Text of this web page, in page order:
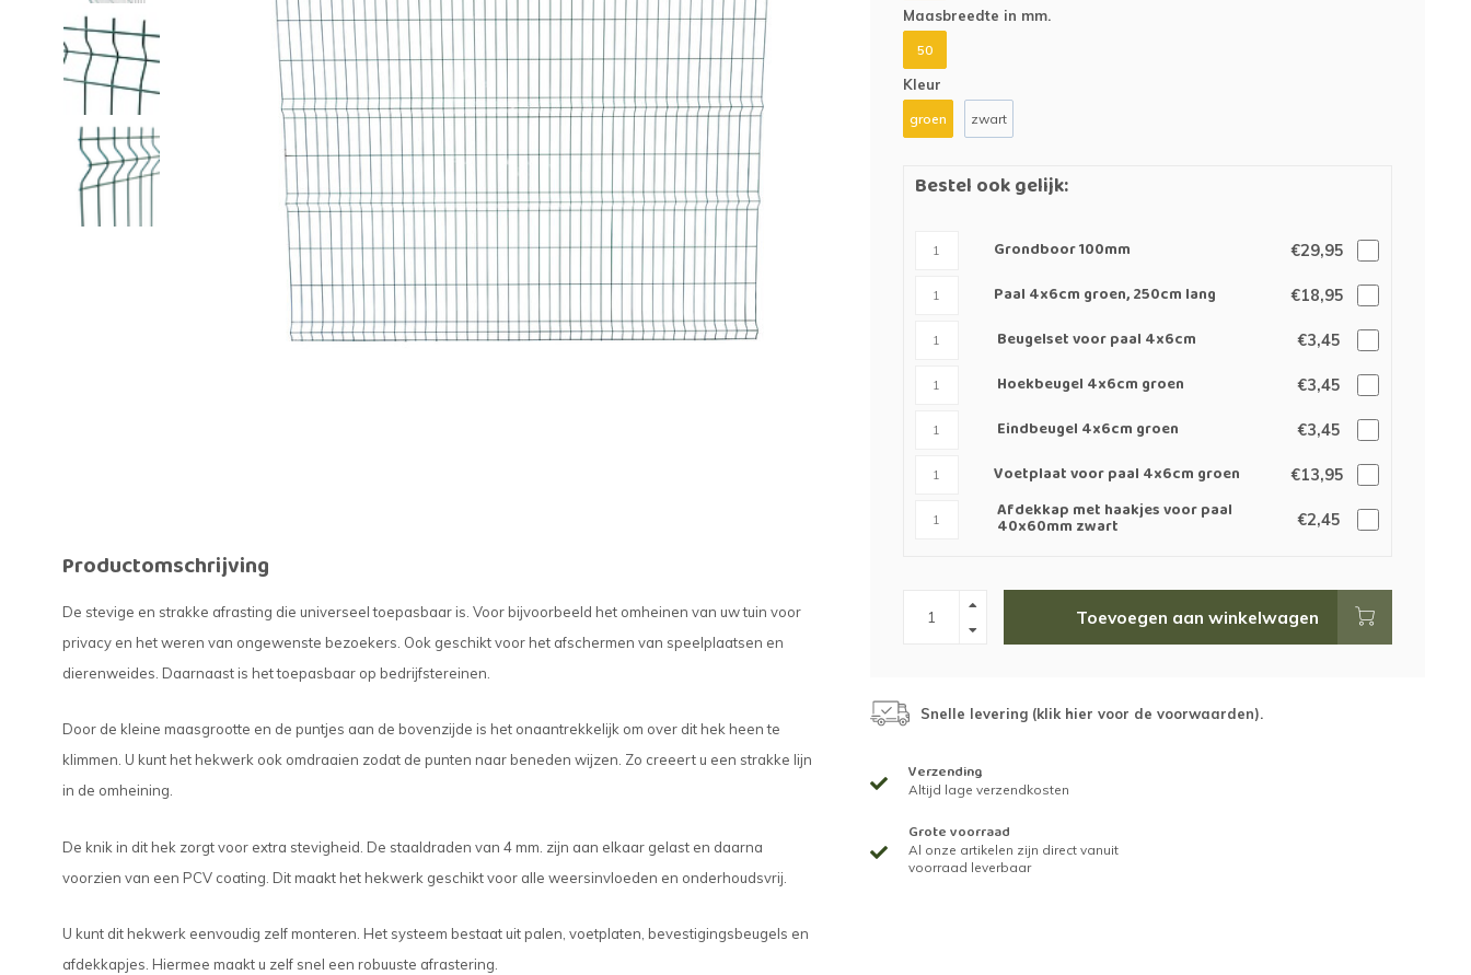
Zeskanten gaas
Boogjesgaas
Draadgaas
Horrengaas
Paardengaas
Rattengaas
Insectengaas
Dassengaas
Mollengaas
Afrastering wolven
Schutting
Elektrische afrastering
Prikkeldraad
Beschermnetten (moes)tuin
Afrastering dakgoot
IJzeren palen
Grondboren
Grondboren
Productomschrijving
De stevige en strakke afrasting die universeel toepasbaar is. Voor bijvoorbeeld het omheinen van uw tuin voor
privacy en het weren van ongewenste bezoekers. Ook geschikt voor het afschermen van speelplaatsen en
dierenweides. Daarnaast is het toepasbaar op bedrijfstereinen.
Door de kleine maasgrootte en de puntjes aan de bovenzijde is het onaantrekkelijk om over dit hek heen te
klimmen. U kunt het hekwerk ook omdraaien zodat de punten naar beneden wijzen. Zo creeert u een strakke lijn
in de omheining.
De knik in dit hek zorgt voor extra stevigheid. De staaldraden van 4 mm. zijn aan elkaar gelast en daarna
voorzien van een PCV coating. Dit maakt het hekwerk geschikt voor alle weersinvloeden en onderhoudsvrij.
U kunt dit hekwerk eenvoudig zelf monteren. Het systeem bestaat uit palen, voetplaten, bevestigingsbeugels en
afdekkapjes. Hiermee maakt u zelf snel een robuuste afrastering.
Maasbreedte in mm.
50
Kleur
groen zwart
Bestel ook gelijk:
Grondboor 100mm €29,95
Paal 4x6cm groen, 250cm lang €18,95
Beugelset voor paal 4x6cm €3,45
Hoekbeugel 4x6cm groen €3,45
Eindbeugel 4x6cm groen €3,45
Voetplaat voor paal 4x6cm groen €13,95
Afdekkap met haakjes voor paal
40x60mm zwart €2,45
Toevoegen aan winkelwagen
Snelle levering (klik hier voor de voorwaarden).
Verzending
Altijd lage verzendkosten
Grote voorraad
Al onze artikelen zijn direct vanuit
voorraad leverbaar